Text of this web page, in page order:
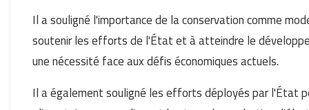
Il a souligné l'importance de la conservation comme
soutenir les efforts de l'État et à atteindre le
une nécessité face aux défis économiques actuels.
Il a également souligné les efforts déployés par l'État